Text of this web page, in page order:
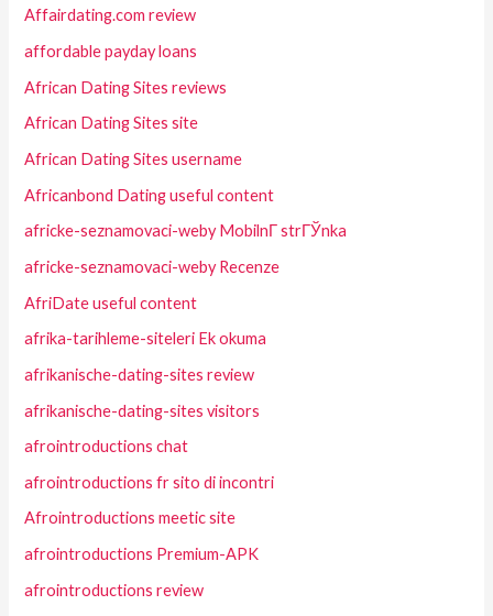
Affairdating.com review
affordable payday loans
African Dating Sites reviews
African Dating Sites site
African Dating Sites username
Africanbond Dating useful content
africke-seznamovaci-weby MobilnГ­ strГЎnka
africke-seznamovaci-weby Recenze
AfriDate useful content
afrika-tarihleme-siteleri Ek okuma
afrikanische-dating-sites review
afrikanische-dating-sites visitors
afrointroductions chat
afrointroductions fr sito di incontri
Afrointroductions meetic site
afrointroductions Premium-APK
afrointroductions review